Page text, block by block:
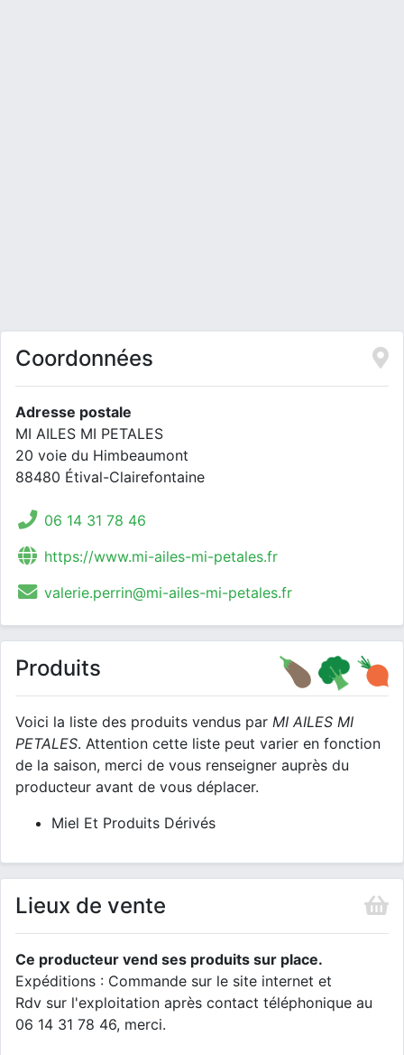
Coordonnées
Adresse postale
MI AILES MI PETALES
20 voie du Himbeaumont
88480 Étival-Clairefontaine
06 14 31 78 46
https://www.mi-ailes-mi-petales.fr
valerie.perrin@mi-ailes-mi-petales.fr
Produits
Voici la liste des produits vendus par MI AILES MI
PETALES. Attention cette liste peut varier en fonction
de la saison, merci de vous renseigner auprès du
producteur avant de vous déplacer.
Miel Et Produits Dérivés
Lieux de vente
Ce producteur vend ses produits sur place.
Expéditions : Commande sur le site internet et
Rdv sur l'exploitation après contact téléphonique au
06 14 31 78 46, merci.